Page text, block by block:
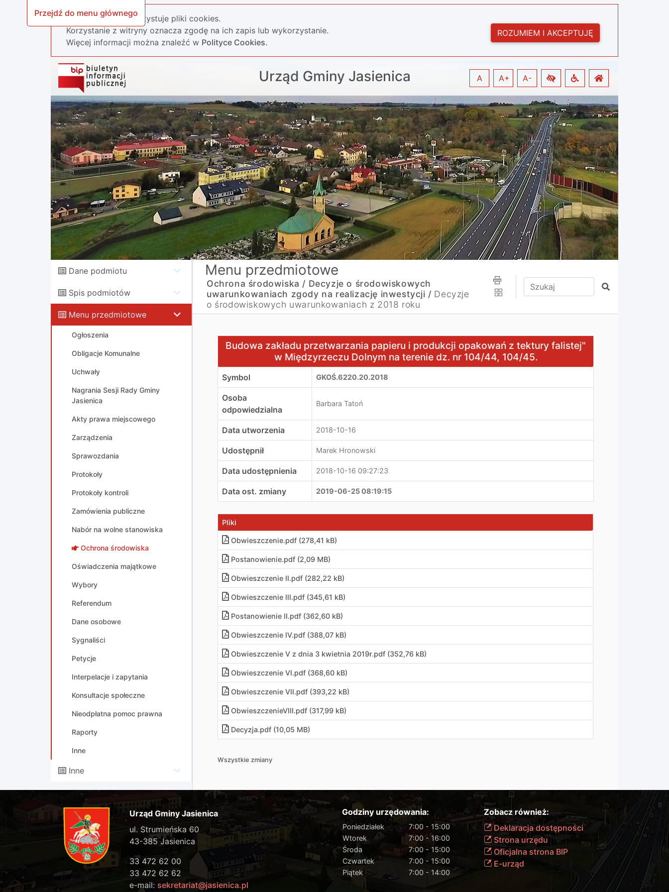
Przejdź do menu głównego
Nasza strona wykorzystuje pliki cookies.
Korzystanie z witryny oznacza zgodę na ich zapis lub wykorzystanie.
Więcej informacji można znaleźć w Polityce Cookies.
ROZUMIEM I AKCEPTUJĘ
Urząd Gminy Jasienica A A+ A-
Dane podmiotu
Spis podmiotów
Menu przedmiotowe
Ogłoszenia
Obligacje Komunalne
Uchwały
Nagrania Sesji Rady Gminy
Jasienica
Akty prawa miejscowego
Zarządzenia
Sprawozdania
Protokoły
Protokoły kontroli
Zamówienia publiczne
Nabór na wolne stanowiska
Ochrona środowiska
Oświadczenia majątkowe
Wybory
Referendum
Dane osobowe
Sygnaliści
Petycje
Interpelacje i zapytania
Konsultacje społeczne
Nieodpłatna pomoc prawna
Raporty
Inne
Inne
Menu przedmiotowe
Ochrona środowiska / Decyzje o środowiskowych
uwarunkowaniach zgody na realizację inwestycji / Decyzje
o środowiskowych uwarunkowaniach z 2018 roku
Wpisz tekst do wyszukania
Szukaj
Budowa zakładu przetwarzania papieru i produkcji opakowań z tektury falistej" w Międzyrzeczu Dolnym na terenie
Budowa zakładu przetwarzania papieru i produkcji opakowań z tektury falistej"
w Międzyrzeczu Dolnym na terenie dz. nr 104/44, 104/45.
Symbol GKOŚ.6220.20.2018
Osoba
odpowiedzialna
Barbara Tatoń
Data utworzenia 2018-10-16
Udostępnił Marek Hronowski
Data udostępnienia 2018-10-16 09:27:23
Data ost. zmiany 2019-06-25 08:19:15
Pliki
Obwieszczenie.pdf (278,41 kB)
Postanowienie.pdf (2,09 MB)
Obwieszczenie II.pdf (282,22 kB)
Obwieszczenie III.pdf (345,61 kB)
Postanowienie II.pdf (362,60 kB)
Obwieszczenie IV.pdf (388,07 kB)
Obwieszczenie V z dnia 3 kwietnia 2019r.pdf (352,76 kB)
Obwieszczenie VI.pdf (368,60 kB)
Obwieszczenie VII.pdf (393,22 kB)
ObwieszczenieVIII.pdf (317,99 kB)
Decyzja.pdf (10,05 MB)
Wszystkie zmiany
Urząd Gminy Jasienica
ul. Strumieńska 60
43-385 Jasienica
33 472 62 00
33 472 62 62
e-mail: sekretariat@jasienica.pl
Godziny urzędowania:
Poniedziałek
7:00 - 15:00
Wtorek
7:00 - 16:00
Środa
7:00 - 15:00
Czwartek
7:00 - 15:00
Piątek
7:00 - 14:00
Zobacz również:
Deklaracja dostępności
Strona urzędu
Oficjalna strona BIP
E-urząd